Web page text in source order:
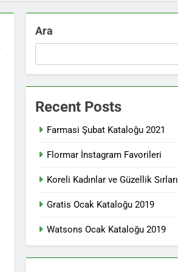
Ara
Recent Posts
Farmasi Şubat Kataloğu 2021
Flormar İnstagram Favorileri
Koreli Kadınlar ve Güzellik Sırları
Gratis Ocak Kataloğu 2019
Watsons Ocak Kataloğu 2019